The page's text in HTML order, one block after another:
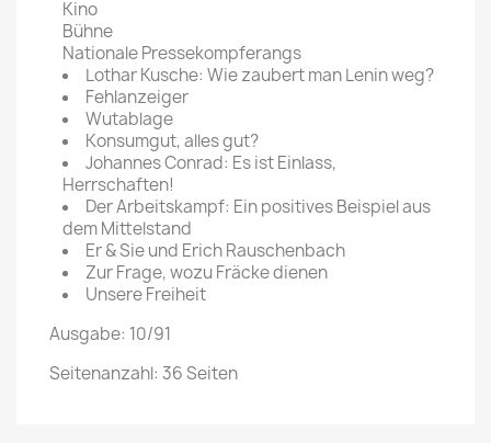
Kino
Bühne
Nationale Pressekompferangs
Lothar Kusche: Wie zaubert man Lenin weg?
Fehlanzeiger
Wutablage
Konsumgut, alles gut?
Johannes Conrad: Es ist Einlass,
Herrschaften!
Der Arbeitskampf: Ein positives Beispiel aus
dem Mittelstand
Er & Sie und Erich Rauschenbach
Zur Frage, wozu Fräcke dienen
Unsere Freiheit
Ausgabe: 10/91
Seitenanzahl: 36 Seiten